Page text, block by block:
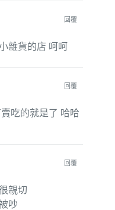
回覆
雜貨的店 呵呵
回覆
吃的就是了 哈哈
回覆
親切
吵